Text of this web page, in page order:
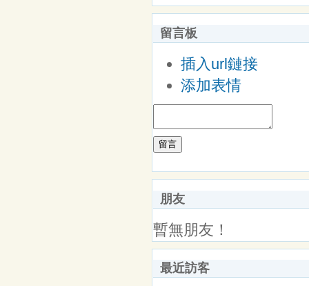
留言板
插入url鏈接
添加表情
留言
朋友
暫無朋友！
最近訪客